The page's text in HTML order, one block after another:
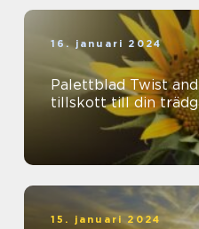
16. januari 2024
Palettblad Twist
tillskott till din
15. januari 2024